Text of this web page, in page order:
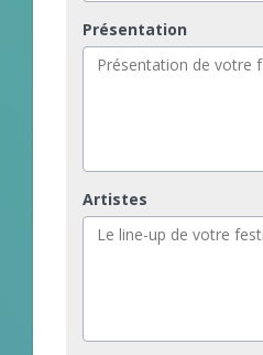
Présentation
Artistes